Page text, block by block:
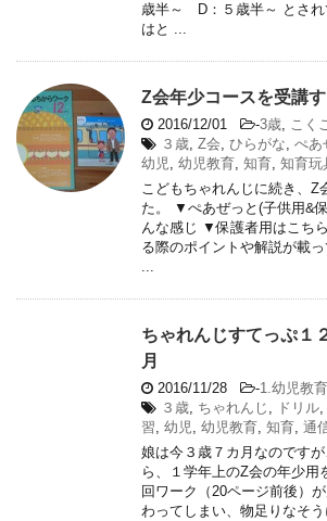
歳半～ D：５歳半～ とさ
はと ...
Z会年少コースを受講
2016/12/01 -3歳, こく
３歳, Z会, ひらがな, ぺあ
幼児, 幼児教育, 知育, 知育玩
こどもちゃれんじに続き、Z
た。 ▼ぺあぜっと(子供用&
んな感じ ▼保護者用はこち
る際のポイントや解説が載
...
ちゃれんじすてっぷ１
月
2016/11/28 -1.幼児教育
３歳, ちゃれんじ , ドリル,
習, 幼児, 幼児教育, 知育, 通
娘は今３歳７カ月なのです
ら、１学年上のZ会の年少用
回ワーク（20ページ前後）
わってしまい、物足りなそ